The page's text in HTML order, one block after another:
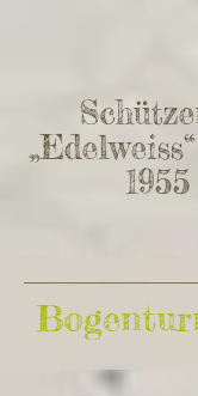
1955